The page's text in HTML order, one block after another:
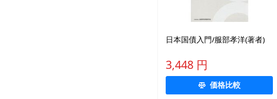
日本国債入門/服部孝洋(著者)
3,448 円
価格比較